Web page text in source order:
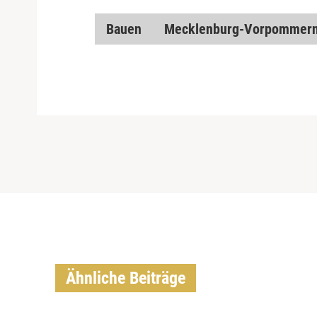
Bauen Mecklenburg-
Ähnliche Beiträge